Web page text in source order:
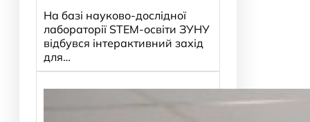
На базі науково-дослідної
лабораторії STEM-освіти ЗУНУ
відбувся інтерактивний захід
для…